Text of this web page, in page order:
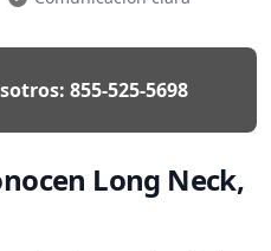
855-525-5698
Long Neck,